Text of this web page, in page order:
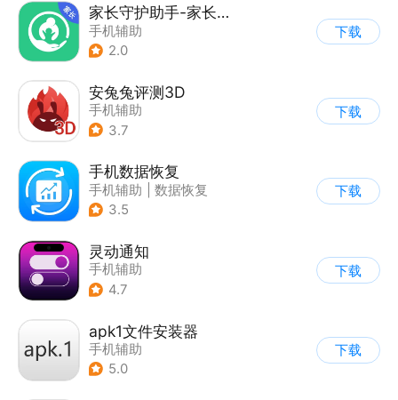
家长守护助手-家长端
手机辅助
2.0
下载
安兔兔评测3D
手机辅助
3.7
下载
手机数据恢复
手机辅助
数据恢复
3.5
下载
灵动通知
手机辅助
4.7
下载
apk1文件安装器
手机辅助
5.0
下载